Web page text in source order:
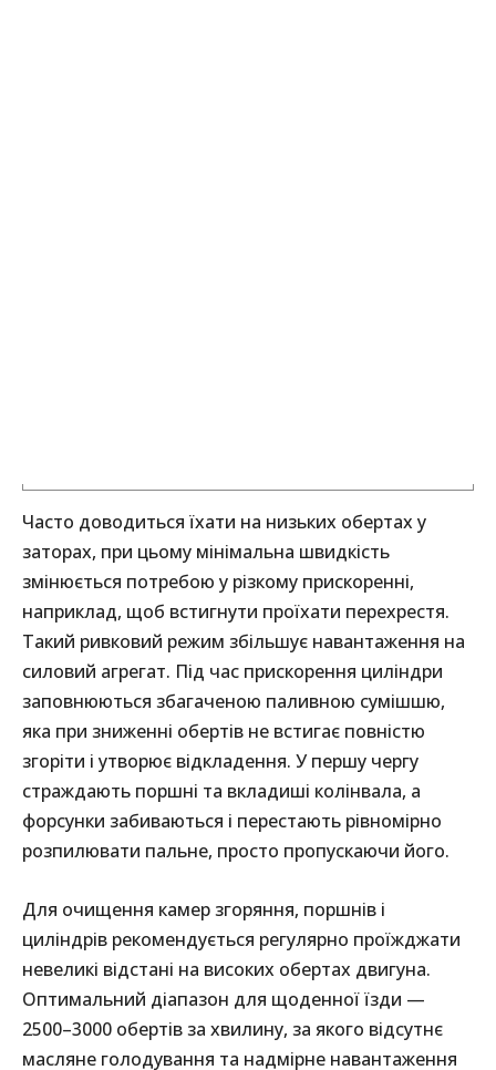
Часто доводиться їхати на низьких обертах у
заторах, при цьому мінімальна швидкість
змінюється потребою у різкому прискоренні,
наприклад, щоб встигнути проїхати перехрестя.
Такий ривковий режим збільшує навантаження на
силовий агрегат. Під час прискорення циліндри
заповнюються збагаченою паливною сумішшю,
яка при зниженні обертів не встигає повністю
згоріти і утворює відкладення. У першу чергу
страждають поршні та вкладиші колінвала, а
форсунки забиваються і перестають рівномірно
розпилювати пальне, просто пропускаючи його.
Для очищення камер згоряння, поршнів і
циліндрів рекомендується регулярно проїжджати
невеликі відстані на високих обертах двигуна.
Оптимальний діапазон для щоденної їзди —
2500–3000 обертів за хвилину, за якого відсутнє
масляне голодування та надмірне навантаження